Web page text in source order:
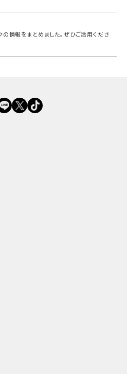
情報をまとめました。ぜひご活用くださ